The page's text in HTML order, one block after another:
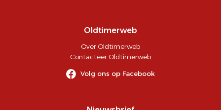
Oldtimerweb
Over Oldtimerweb
Contacteer Oldtimerweb
Volg ons op Facebook